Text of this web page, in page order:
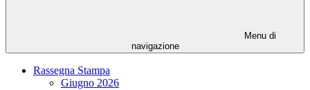
Menu di
navigazione
Rassegna Stampa
Giugno 2026